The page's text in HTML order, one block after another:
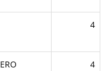
4
4